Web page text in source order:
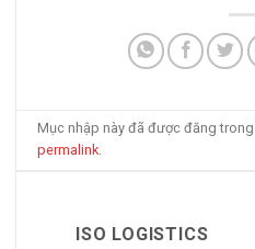
Mục nhập này đã được đăng
permalink.
ISO LOGISTICS